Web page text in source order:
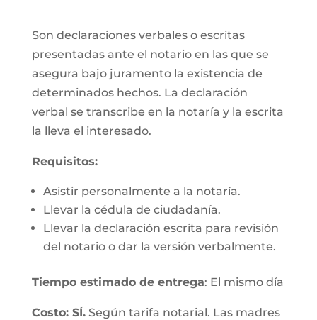
Son declaraciones verbales o escritas
presentadas ante el notario en las que se
asegura bajo juramento la existencia de
determinados hechos. La declaración
verbal se transcribe en la notaría y la escrita
la lleva el interesado.
Requisitos:
Asistir personalmente a la notaría.
Llevar la cédula de ciudadanía.
Llevar la declaración escrita para revisión
del notario o dar la versión verbalmente.
Tiempo estimado de entrega: El mismo día
Costo: SÍ.Según tarifa notarial. Las madres